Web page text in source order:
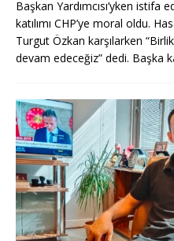
Başkan Yardımcısı’yken istifa
katılımı CHP’ye moral oldu.
Turgut Özkan karşılarken
devam edeceğiz” dedi. Başka